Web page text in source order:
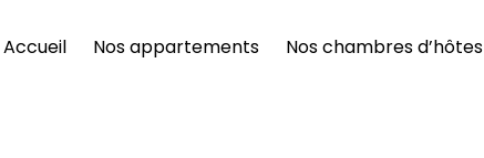
Accueil Nos appartements Nos chambres d’hôtes